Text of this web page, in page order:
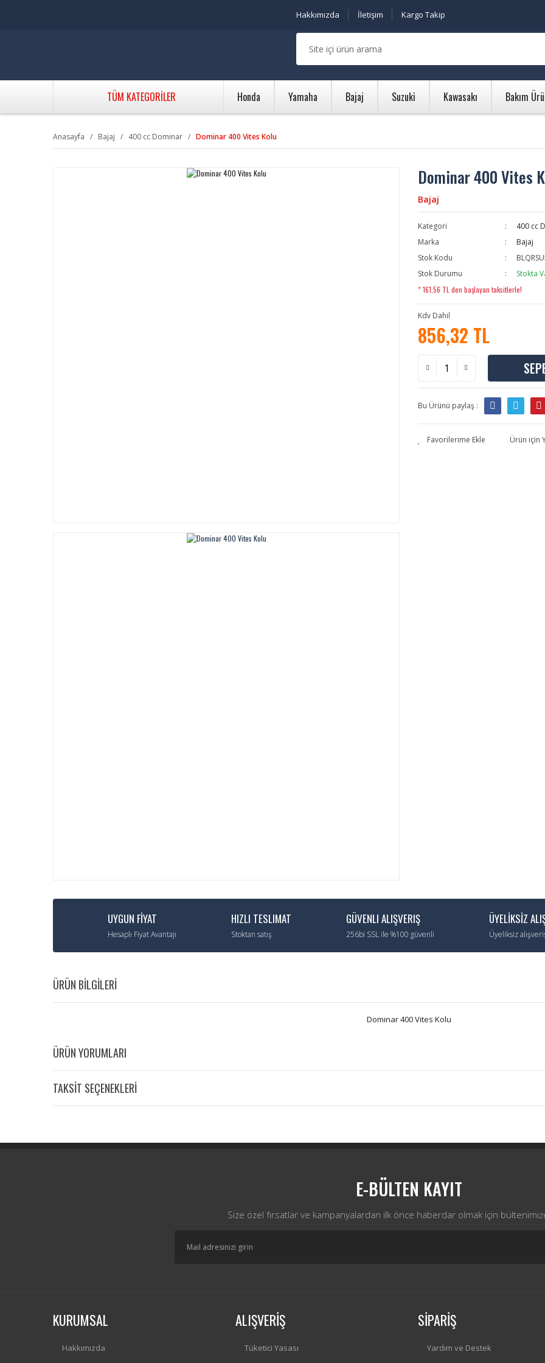
Hakkımızda İletişim Kargo Takip
TÜM KATEGORİLER Honda Yamaha Bajaj Suzuki Kawasakı Bakım
Anasayfa Bajaj 400 cc Dominar Dominar 400 Vites Kolu
Dominar 400 Vites
Bajaj
Kategori
400 cc
Marka
Bajaj
Stok Kodu
Stok Durumu
Stokta
* 161,56 TL den başlayan taksitlerle!
Kdv Dahil
856,32 TL
Bu Ürünü paylaş :
Ürün için
UYGUN FİYAT
Hesaplı Fiyat Avantajı
HIZLI TESLIMAT
Stoktan satış
GÜVENLI ALIŞVERIŞ
256bi SSL ile %100 güvenli
ÜYELİKSİZ
Üyeliksiz
ÜRÜN BİLGİLERİ
Dominar 400 Vites Kolu
ÜRÜN YORUMLARI
TAKSİT SEÇENEKLERİ
E-BÜLTEN KAYIT
Size özel fırsatlar ve kampanyalardan ilk önce haberdar olmak için
KURUMSAL
Hakkımızda
ALIŞVERİŞ
Tüketici Yasası
SİPARİŞ
Yardım ve Destek